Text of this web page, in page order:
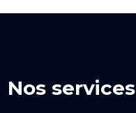
Nos services